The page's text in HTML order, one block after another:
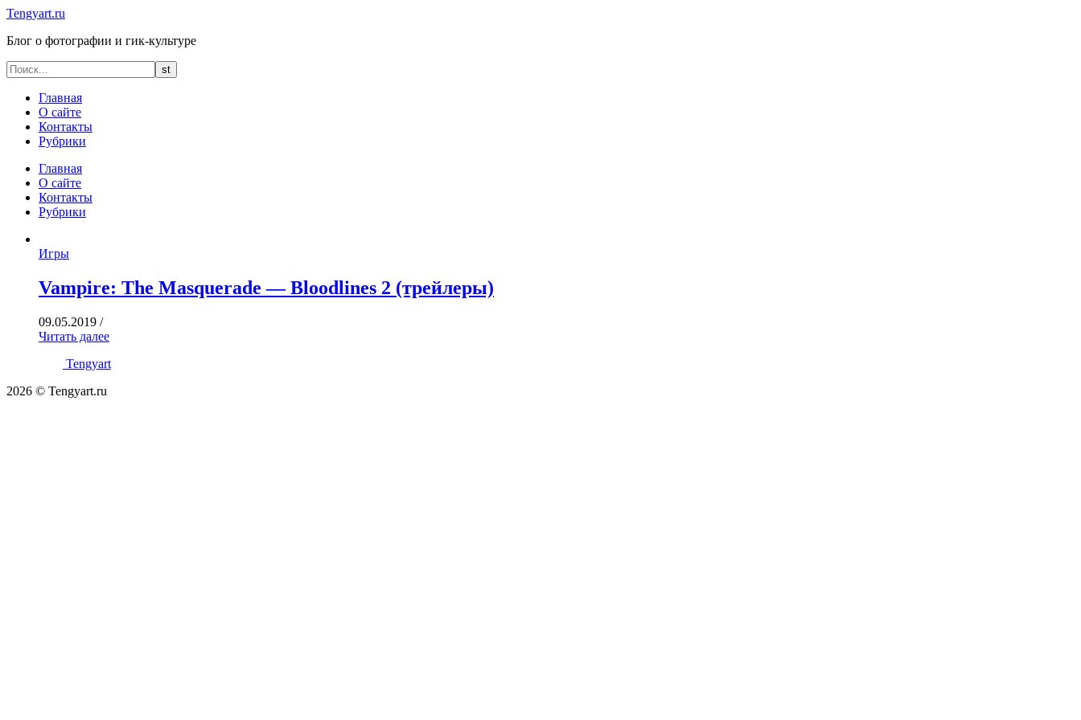
Tengyart.ru
Блог о фотографии и гик-культуре
Главная
О сайте
Контакты
Рубрики
Главная
О сайте
Контакты
Рубрики
Игры
Vampire: The Masquerade — Bloodlines 2 (трейлеры)
09.05.2019 /
Читать далее
Tengyart
2026 © Tengyart.ru